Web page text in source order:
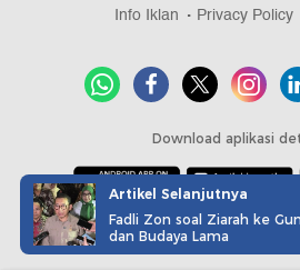
Info Iklan
Privacy Policy
Download aplikasi
Copyright @ 2026 detikcom,
Artikel Selanjutnya
Fadli Zon soal Ziarah ke
dan Budaya Lama